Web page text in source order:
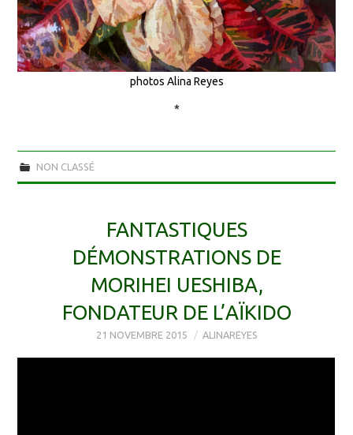
photos Alina Reyes
*
NON CLASSÉ
FANTASTIQUES
DÉMONSTRATIONS DE
MORIHEI UESHIBA,
FONDATEUR DE L’AÏKIDO
21 NOVEMBRE 2015 ALINAREYES